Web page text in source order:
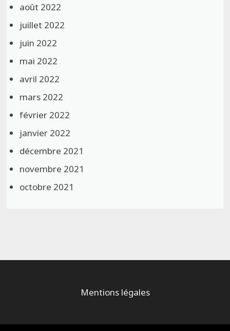
août 2022
juillet 2022
juin 2022
mai 2022
avril 2022
mars 2022
février 2022
janvier 2022
décembre 2021
novembre 2021
octobre 2021
Mentions légales